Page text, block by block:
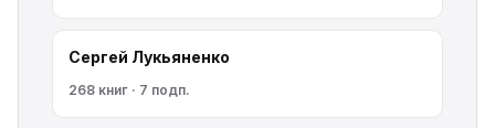
Сергей Лукьяненко
268 книг · 7 подп.